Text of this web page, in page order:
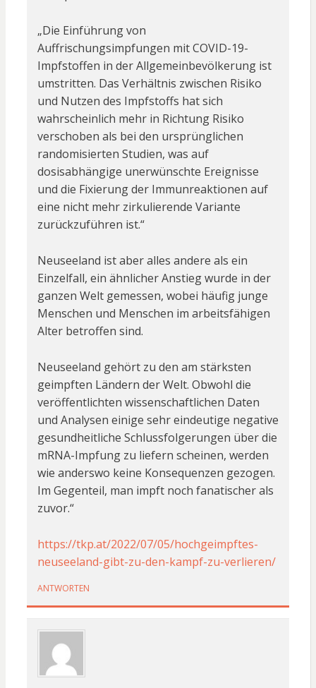
„Die Einführung von
Auffrischungsimpfungen mit COVID-19-
Impfstoffen in der Allgemeinbevölkerung ist
umstritten. Das Verhältnis zwischen Risiko
und Nutzen des Impfstoffs hat sich
wahrscheinlich mehr in Richtung Risiko
verschoben als bei den ursprünglichen
randomisierten Studien, was auf
dosisabhängige unerwünschte Ereignisse
und die Fixierung der Immunreaktionen auf
eine nicht mehr zirkulierende Variante
zurückzuführen ist.“
Neuseeland ist aber alles andere als ein
Einzelfall, ein ähnlicher Anstieg wurde in der
ganzen Welt gemessen, wobei häufig junge
Menschen und Menschen im arbeitsfähigen
Alter betroffen sind.
Neuseeland gehört zu den am stärksten
geimpften Ländern der Welt. Obwohl die
veröffentlichten wissenschaftlichen Daten
und Analysen einige sehr eindeutige negative
gesundheitliche Schlussfolgerungen über die
mRNA-Impfung zu liefern scheinen, werden
wie anderswo keine Konsequenzen gezogen.
Im Gegenteil, man impft noch fanatischer als
zuvor.“
https://tkp.at/2022/07/05/hochgeimpftes-
neuseeland-gibt-zu-den-kampf-zu-verlieren/
ANTWORTEN